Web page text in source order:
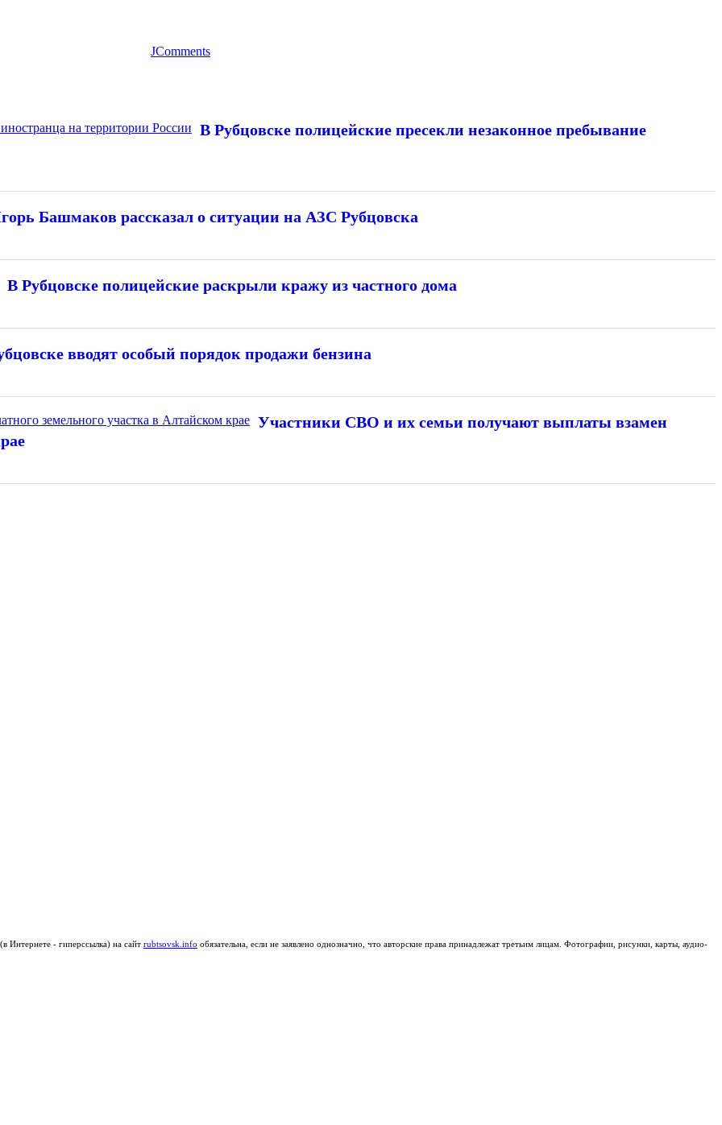
JComments
В Рубцовске полицейские пресекли незаконное пребывание
Башмаков рассказал о ситуации на АЗС Рубцовска
В Рубцовске полицейские раскрыли кражу из частного дома
вводят особый порядок продажи бензина
Участники СВО и их семьи получают выплаты взамен
Интернете - гиперссылка) на сайт rubtsovsk.info обязательна, если не заявлено однозначно, что авторские права принадлежат третьим лицам. Фотографии, рисунки, карты, аудио-